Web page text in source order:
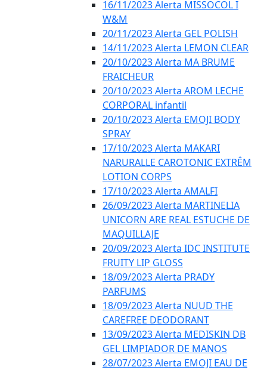
16/11/2023 Alerta MISSOCOL I
W&M
20/11/2023 Alerta GEL POLISH
14/11/2023 Alerta LEMON CLEAR
20/10/2023 Alerta MA BRUME
FRAICHEUR
20/10/2023 Alerta AROM LECHE
CORPORAL infantil
20/10/2023 Alerta EMOJI BODY
SPRAY
17/10/2023 Alerta MAKARI
NARURALLE CAROTONIC EXTRÊM
LOTION CORPS
17/10/2023 Alerta AMALFI
26/09/2023 Alerta MARTINELIA
UNICORN ARE REAL ESTUCHE DE
MAQUILLAJE
20/09/2023 Alerta IDC INSTITUTE
FRUITY LIP GLOSS
18/09/2023 Alerta PRADY
PARFUMS
18/09/2023 Alerta NUUD THE
CAREFREE DEODORANT
13/09/2023 Alerta MEDISKIN DB
GEL LIMPIADOR DE MANOS
28/07/2023 Alerta EMOJI EAU DE